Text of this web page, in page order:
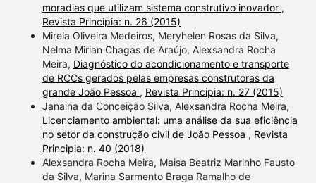
moradias que utilizam sistema construtivo inovador ,
Revista Principia: n. 26 (2015)
Mirela Oliveira Medeiros, Meryhelen Rosas da Silva,
Nelma Mirian Chagas de Araújo, Alexsandra Rocha
Meira, Diagnóstico do acondicionamento e transporte
de RCCs gerados pelas empresas construtoras da
grande João Pessoa , Revista Principia: n. 27 (2015)
Janaina da Conceição Silva, Alexsandra Rocha Meira,
Licenciamento ambiental: uma análise da sua eficiência
no setor da construção civil de João Pessoa , Revista
Principia: n. 40 (2018)
Alexsandra Rocha Meira, Maisa Beatriz Marinho Fausto
da Silva, Marina Sarmento Braga Ramalho de